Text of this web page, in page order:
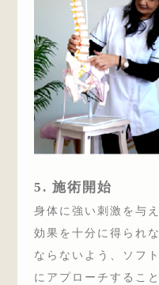
5. 施術開始
身体に強い刺激を与
効果を十分に得られ
ならないよう、ソフ
にアプローチするこ